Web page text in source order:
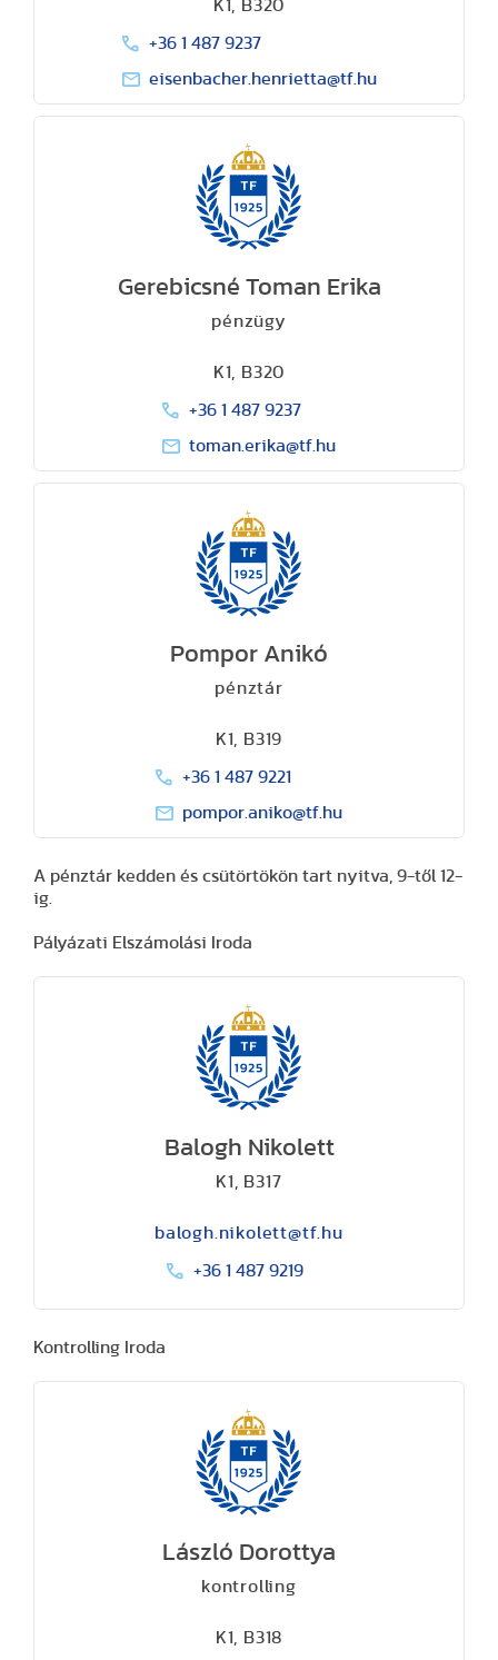
K1, B320
+36 1 487 9237
eisenbacher.henrietta@tf.hu
Gerebicsné Toman Erika
pénzügy
K1, B320
+36 1 487 9237
toman.erika@tf.hu
Pompor Anikó
pénztár
K1, B319
+36 1 487 9221
pompor.aniko@tf.hu
A pénztár kedden és csütörtökön tart nyitva, 9-től 12-
ig.
Pályázati Elszámolási Iroda
Balogh Nikolett
K1, B317
balogh.nikolett@tf.hu
+36 1 487 9219
Kontrolling Iroda
László Dorottya
kontrolling
K1, B318